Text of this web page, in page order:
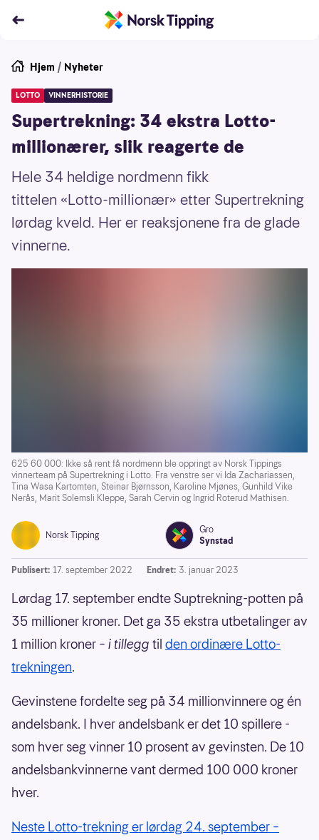
Hjem / Nyheter
LOTTO VINNERHISTORIE
Supertrekning: 34 ekstra Lotto-
millionærer, slik reagerte de
Hele 34 heldige nordmenn fikk
tittelen «Lotto-millionær» etter Supertrekning
lørdag kveld. Her er reaksjonene fra de glade
vinnerne.
625 60 000: Ikke så rent få nordmenn ble oppringt av Norsk Tippings
vinnerteam på Supertrekning i Lotto. Fra venstre ser vi Ida Zachariassen,
Tina Wasa Kartomten, Steinar Bjørnsson, Karoline Mjønes, Gunhild Vike
Nerås, Marit Solemsli Kleppe, Sarah Cervin og Ingrid Roterud Mathisen.
Norsk Tipping
Gro
Synstad
Publisert: 17. september 2022 Endret: 3. januar 2023
Lørdag 17. september endte Suptrekning-potten på
35 millioner kroner. Det ga 35 ekstra utbetalinger av
1 million kroner – i tillegg til den ordinære Lotto-
trekningen.
Gevinstene fordelte seg på 34 millionvinnere og én
andelsbank. I hver andelsbank er det 10 spillere -
som hver seg vinner 10 prosent av gevinsten. De 10
andelsbankvinnerne vant dermed 100 000 kroner
hver.
Neste Lotto-trekning er lørdag 24. september –